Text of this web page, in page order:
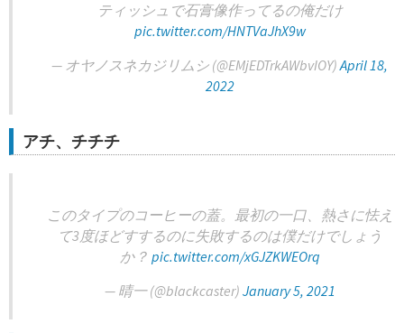
ティッシュで石膏像作ってるの俺だけ
pic.twitter.com/HNTVaJhX9w
— オヤノスネカジリムシ (@EMjEDTrkAWbvIOY)April 18,
2022
アチ、チチチ
このタイプのコーヒーの蓋。最初の一口、熱さに怯え
て3度ほどすするのに失敗するのは僕だけでしょう
か？ pic.twitter.com/xGJZKWEOrq
— 晴一 (@blackcaster) January 5, 2021